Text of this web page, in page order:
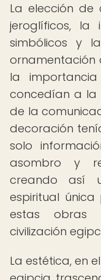
La elección de
jeroglíficos, la
simbólicos y
ornamentación
la
concedían a la
de la
decoración
solo
asombro y
creando así
espiritual
estas obras
civilización
La estética, en